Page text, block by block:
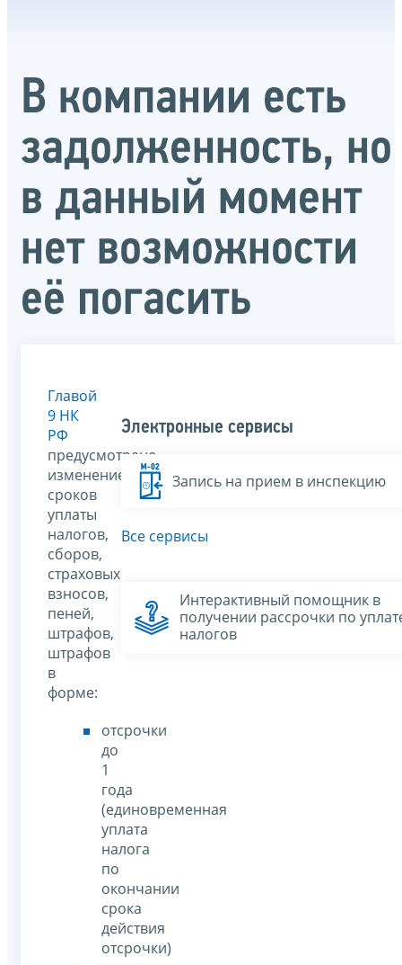
В компании есть
задолженность, но
в данный момент
нет возможности
её погасить
Главой
9 НК
РФ
предусмотрено
изменение
сроков
уплаты
налогов,
сборов,
страховых
взносов,
пеней,
штрафов,
штрафов
в
форме:
отсрочки
до
1
года
(единовременная
уплата
налога
по
окончании
срока
действия
отсрочки)
Электронные сервисы
Запись на прием в инспекцию
Все сервисы
Интерактивный помощник в
получении рассрочки по
налогов